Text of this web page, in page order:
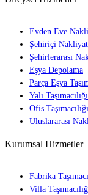
Evden Eve
Şehiriçi Nakliyat
Şehirlerarası
Eşya Depolama
Parça Eşya
Yalı Taşımacılığı
Ofis Taşımacılığı
Uluslararası
Kurumsal Hizmetler
Fabrika
Villa